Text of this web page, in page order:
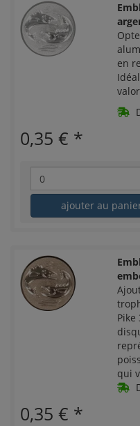
en
0,35 € *
ajouter au
qui
0,35 € *